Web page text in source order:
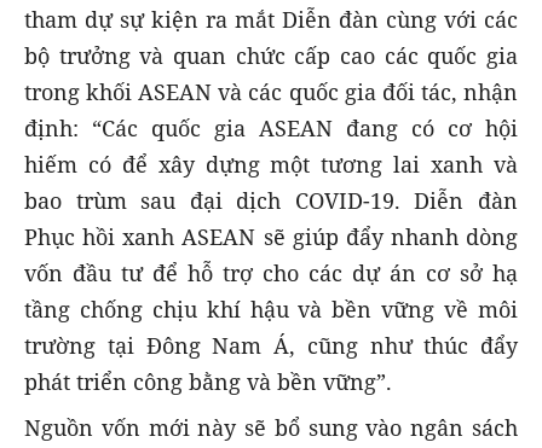
tham dự sự kiện ra mắt Diễn đàn cùng với các
bộ trưởng và quan chức cấp cao các quốc gia
trong khối ASEAN và các quốc gia đối tác, nhận
định: “Các quốc gia ASEAN đang có cơ hội
hiếm có để xây dựng một tương lai xanh và
bao trùm sau đại dịch COVID-19. Diễn đàn
Phục hồi xanh ASEAN sẽ giúp đẩy nhanh dòng
vốn đầu tư để hỗ trợ cho các dự án cơ sở hạ
tầng chống chịu khí hậu và bền vững về môi
trường tại Đông Nam Á, cũng như thúc đẩy
phát triển công bằng và bền vững”.
Nguồn vốn mới này sẽ bổ sung vào ngân sách